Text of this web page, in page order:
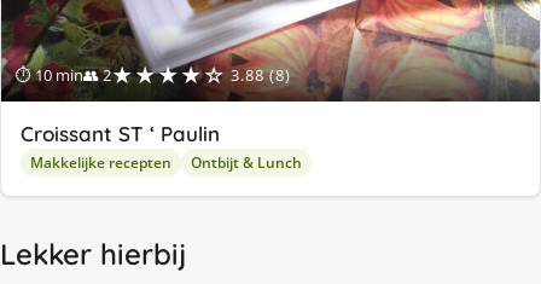
⏱ 10 min👥 2★★★★☆ 3.88 (8)
Croissant ST ‘ Paulin
Makkelijke recepten Ontbijt & Lunch
Lekker hierbij